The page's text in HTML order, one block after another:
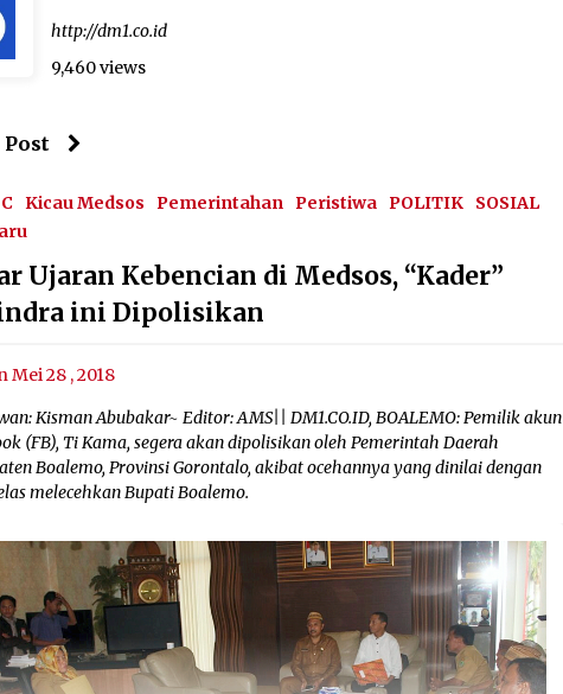
http://dm1.co.id
9,460 views
Kicau Medsos Pemerintahan Peristiwa POLITIK
SOSIAL
Ujaran Kebencian di Medsos, “Kader”
ini Dipolisikan
Mei 28 , 2018
Kisman Abubakar~ Editor: AMS|| DM1.CO.ID, BOALEMO: Pemilik akun
(FB), Ti Kama, segera akan dipolisikan oleh Pemerintah Daerah
Boalemo, Provinsi Gorontalo, akibat ocehannya yang dinilai dengan
melecehkan Bupati Boalemo.